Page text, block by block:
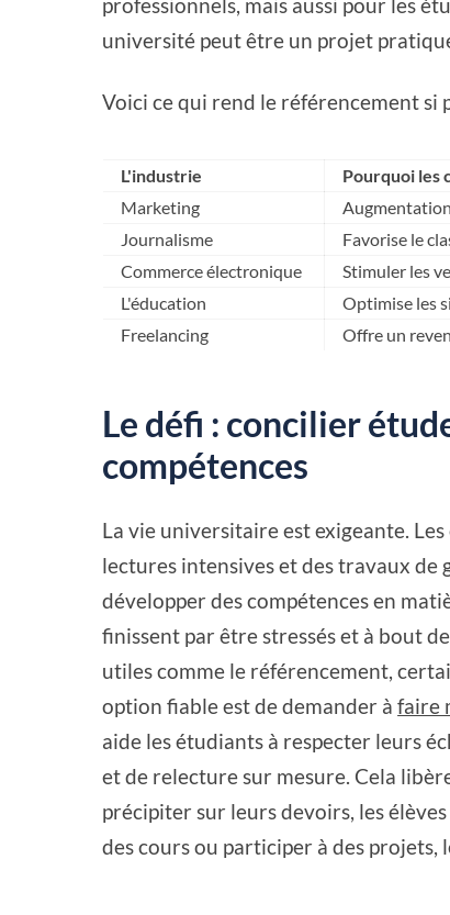
université peut être un projet
Voici ce qui rend le référencement si
L'industrie
Pourquoi les
Marketing
Journalisme
Favorise le
Commerce électronique
Stimuler les
L'éducation
Optimise les
Freelancing
Offre un
Le défi : concilier
compétences
La vie universitaire est exigeante.
lectures intensives et des travaux
développer des compétences en
finissent par être stressés et à bout
utiles comme le référencement,
option fiable est de demander àfaire
aide les étudiants à respecter leurs
et de relecture sur mesure. Cela
précipiter sur leurs devoirs, les
des cours ou participer à des projets,